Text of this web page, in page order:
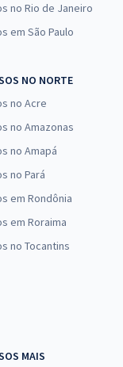
do Norte -
no Rio de Janeiro
em São Paulo
NO NORTE
no Acre
no Amazonas
no Amapá
no Pará
em Rondônia
em Roraima
no Tocantins
MAIS